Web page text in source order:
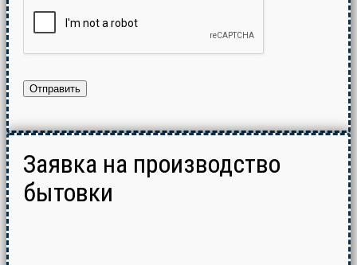
Заявка на производство
бытовки